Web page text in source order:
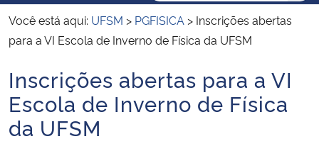
Ministério das Relações Exteriores
Ministério da Infraestrutura
Ministério da Agricultura, Pecuária e Abastecimento
Você está aqui: UFSM > PGFISICA > Inscrições abertas
para a VI Escola de Inverno de Física da UFSM
Início do conteúdo
Inscrições abertas para a VI
Escola de Inverno de Física
da UFSM